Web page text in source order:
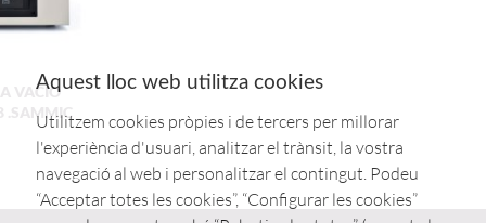
VACIO
.SAMMIC
Aquest lloc web utilitza cookies
Utilitzem cookies pròpies i de tercers per millorar
l'experiència d'usuari, analitzar el trànsit, la vostra
navegació al web i personalitzar el contingut. Podeu
“Acceptar totes les cookies”, “Configurar les cookies”